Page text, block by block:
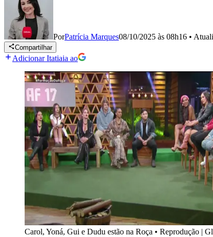
PorPatrícia Marques08/10/2025 às 08h16 •
Compartilhar
Adicionar Itatiaia ao
Carol, Yoná, Gui e Dudu estão na Roça • Reprodução |